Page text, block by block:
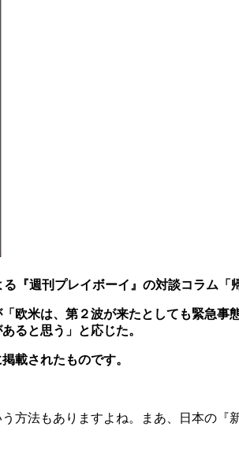
る『週刊プレイボーイ』の対談コラム
欧米は、第２波が来たとしても緊急事
ると思う」と応じた。
載されたものです。
法もありますよね。まあ、日本の